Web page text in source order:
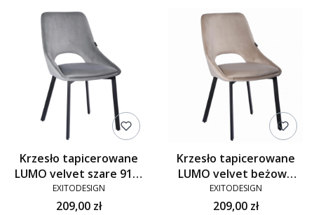
Krzesło tapicerowane
LUMO velvet szare 910-
03
EXITODESIGN
209,00 zł
Krzesło tapicerowane
LUMO velvet beżowe
910-01
EXITODESIGN
209,00 zł